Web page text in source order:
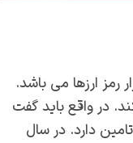
رمز ارزها می باشد.
در واقع باید گفت
دارد. در سال